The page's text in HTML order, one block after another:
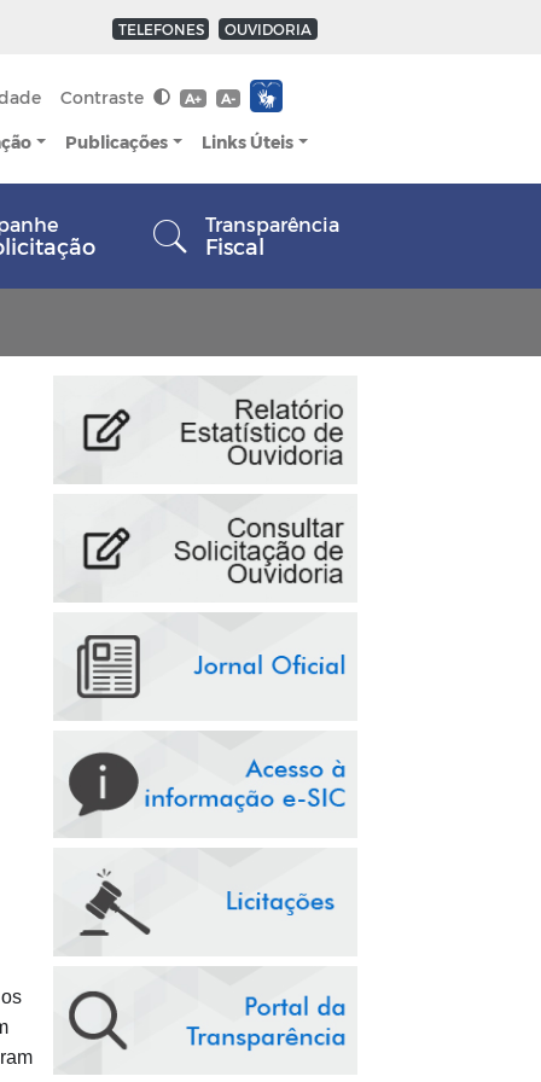
TELEFONES OUVIDORIA
Contraste A+ A-
Publicações Links Úteis
Transparência
Fiscal